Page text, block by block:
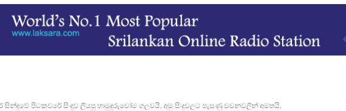
සින්දුවේ පිටකවරේ සිංදුව ලියපු හාමුදුරුවෝම ගලවයි. අමු සිංදුවලට පැසණු වචනවලින් අමතයි.